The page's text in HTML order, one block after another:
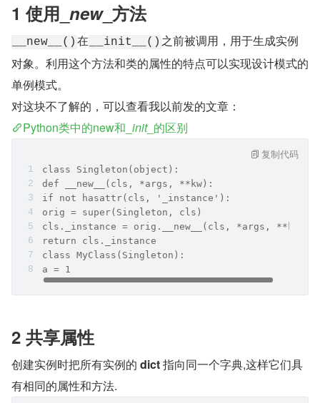
1 使用_ new_方法
__new__() 在 __init__() 之前被调用，用于生成实例
对象。利用这个方法和类的属性的特点可以实现设计模式的
单例模式。
对这块不了解的，可以查看我以前发的文章：
Python类中的new和_ init_的区别
class Singleton(object):
def __new__(cls, *args, **kw):
if not hasattr(cls, '_instance'):
orig = super(Singleton, cls)
cls._instance = orig.__new__(cls, *args, **kw)
return cls._instance
class MyClass(Singleton):
a = 1
复制代码
2 共享属性
创建实例时把所有实例的 dict 指向同一个字典,这样它们具
有相同的属性和方法.